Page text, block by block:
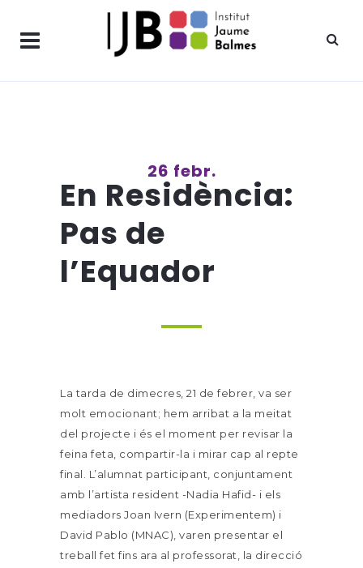
26 febr.
En Residència:
Pas de
l’Equador
La tarda de dimecres, 21 de febrer, va ser
molt emocionant; hem arribat a la meitat
del projecte i és el moment per revisar la
feina feta, compartir-la i mirar cap al repte
final. L’alumnat participant, conjuntament
amb l’artista resident -Nadia Hafid- i els
mediadors Joan Ivern (Experimentem) i
David Pablo (MNAC), varen presentar el
treball fet fins ara al professorat, la direcció